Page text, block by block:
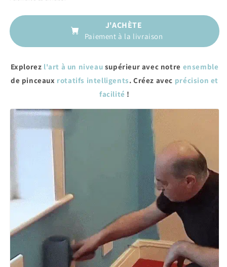
J'ACHÈTE
Paiement à la livraison
Explorez l'art à un niveau supérieur avec notre ensemble
de pinceaux rotatifs intelligents. Créez avec précision et
facilité !